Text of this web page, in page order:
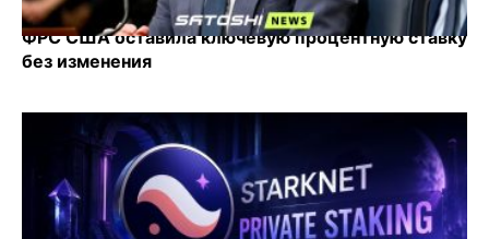
ФРС США оставила ключевую процентную ставку
без изменения